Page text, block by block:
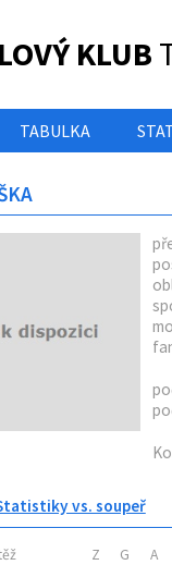
KLUB
TABULKA
vs. soupeř
Z G A